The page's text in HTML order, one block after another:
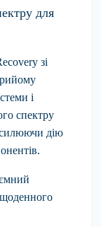
для
зі
і
спектру
дію